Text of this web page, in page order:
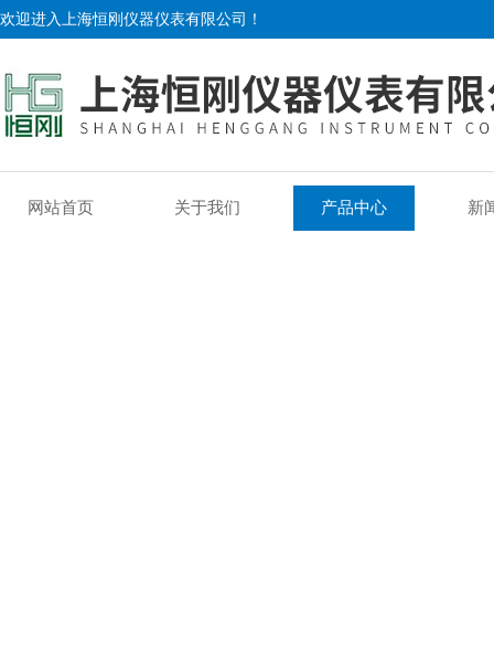
欢迎进入上海恒刚仪器仪表有限公司！
网站首页 关于我们 产品中心 新